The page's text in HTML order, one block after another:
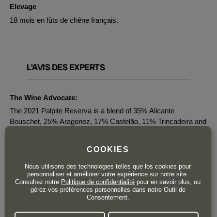
Elevage
18 mois en fûts de chêne français.
L'AVIS DES EXPERTS
The Wine Advocate:
The 2021 Palpite Reserva is a blend of 35% Alicante
Bouschet, 25% Aragonez, 17% Castelão, 11% Trincadeira and
lot of depth in terms of mouthfeel, but it is fresh and elegant
this year, and it finishes with a burst of lovely fruit.
Concentrated in flavors, leaning to red and black fruits, this is
almost silky in texture and very graceful. The tannins are
modest. Whether it can be something more than this with more
COOKIES
Nous utilisons des technologies telles que los cookies pour
personnaliser et améliorer votre expérience sur notre site.
Consultez notre Politique de confidentialité pour en savoir plus, ou
gérez vos préférences personnelles dans notre Outil de
Consentement.